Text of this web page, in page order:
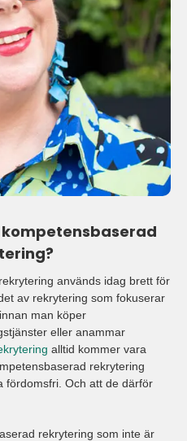
används idag brett för
av rekrytering som fokuserar
man köper
eller anammar
alltid kommer vara
rekrytering
fördomsfri. Och att de därför
rekrytering som inte är